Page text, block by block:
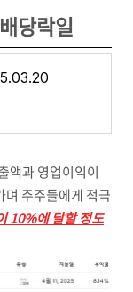
당락일
액과 영업이익이
며 주주들에게 적극
10%에 달할 정도